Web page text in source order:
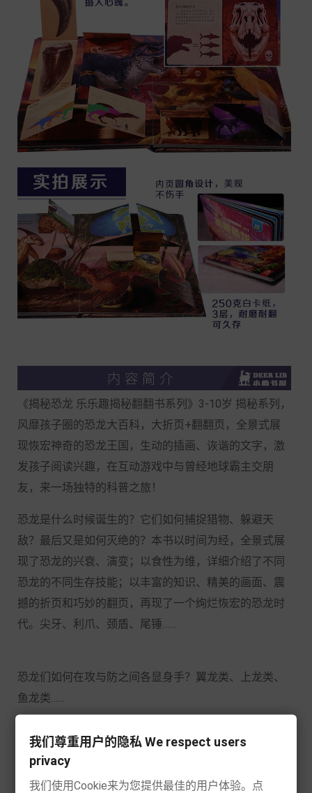
《揭秘恐龙 乐乐趣揭秘翻翻书系列》3-10岁 揭秘系列，
风靡孩子圈的恐龙大百科，大折页+翻翻页，全景式展
现恢宏神奇的恐龙王国，生动的插画、诙谐的文字，激
发孩子阅读兴趣，在互动游戏中与曾经地球霸主交朋
友，来一场独特的科普之旅！
恐龙是什么时候诞生的？它们如何捕捉猎物、躲避天
敌？最后又是如何灭绝的？本书以时间为经，全景式展
现了恐龙的兴衰、演变；以食性为维，详细介绍了不同
恐龙的不同生存技能；以丰富的知识、精美的画面、震
撼的折页和巧妙的翻页，再现了一个绚烂恢宏的恐龙时
代。尖牙、利爪、颈盾、尾锤
恐龙们如何在攻与防之间各显身手？翼龙类、上龙类、
鱼龙类
中生代的天空与海洋里，还有哪些非凡动物？打开本
书，更多奥秘等待小朋友们发现！
我们尊重用户的隐私 We respect users
privacy
我们使用Cookie来为您提供最佳的用户体验。点